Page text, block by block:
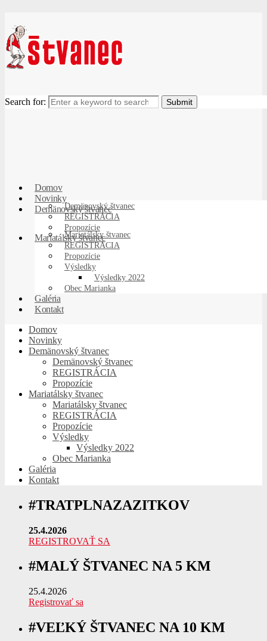
Search for:
Domov
Novinky
Demänovský štvanec
Demänovský štvanec
REGISTRÁCIA
Propozície
Mariatálsky štvanec
Mariatálsky štvanec
REGISTRÁCIA
Propozície
Výsledky
Výsledky 2022
Obec Marianka
Galéria
Kontakt
Domov
Novinky
Demänovský štvanec
Demänovský štvanec
REGISTRÁCIA
Propozície
Mariatálsky štvanec
Mariatálsky štvanec
REGISTRÁCIA
Propozície
Výsledky
Výsledky 2022
Obec Marianka
Galéria
Kontakt
#TRATPLNAZAZITKOV
25.4.2026
REGISTROVAŤ SA
#MALÝ ŠTVANEC NA 5 KM
25.4.2026
Registrovať sa
#VEĽKÝ ŠTVANEC NA 10 KM